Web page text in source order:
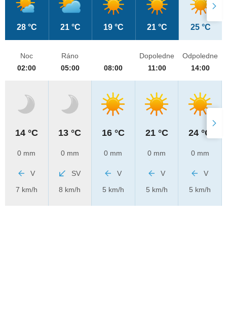
28 °C 21 °C 19 °C 21 °C 25 °C
Noc
02:00
14 °C
0 mm
V
7 km/h
Ráno
05:00
13 °C
0 mm
SV
8 km/h
08:00
16 °C
0 mm
V
5 km/h
Dopoledne
11:00
21 °C
0 mm
V
5 km/h
Odpoledne
14:00
24 °C
0 mm
V
5 km/h